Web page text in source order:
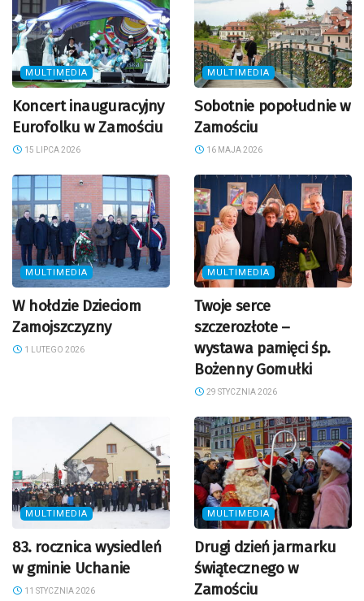
MULTIMEDIA
Koncert inauguracyjny
Eurofolku w Zamościu
15 LIPCA 2026
MULTIMEDIA
Sobotnie popołudnie w
Zamościu
16 MAJA 2026
MULTIMEDIA
W hołdzie Dzieciom
Zamojszczyzny
1 LUTEGO 2026
MULTIMEDIA
Twoje serce
szczerozłote –
wystawa pamięci śp.
Bożenny Gomułki
29 STYCZNIA 2026
MULTIMEDIA
83. rocznica wysiedleń
w gminie Uchanie
11 STYCZNIA 2026
MULTIMEDIA
Drugi dzień jarmarku
świątecznego w
Zamościu